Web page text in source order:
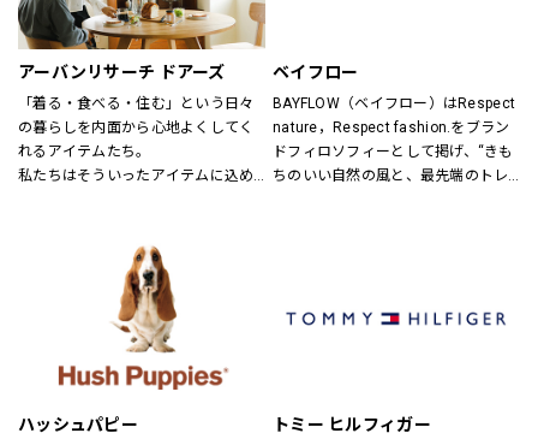
アーバンリサーチ ドアーズ
「着る・食べる・住む」という日々
の暮らしを内面から心地よくしてく
れるアイテムたち。
私たちはそういったアイテムに込め
「新しい価値観へのドア」を開く案
内役として、日々の暮らしの中で大
切なものを一緒に見つけていきたい
と考えています。
あなたらしいスタイル、あなたにと
ってのベーシックを、DOORSへ探し
ベイフロー
BAYFLOW（ベイフロー）はRespect
nature，Respect fashion.をブラン
ドフィロソフィーとして掲げ、“きも
ちのいい自然の風と、最先端のトレ
ハッシュパピー トミー ヒルフィガー